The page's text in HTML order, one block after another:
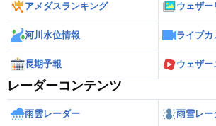
アメダスランキング ウェザー
河川水位情報 ライブカ
長期予報 ウェザ
レーダーコンテンツ
雨雲レーダー 雨雪レー